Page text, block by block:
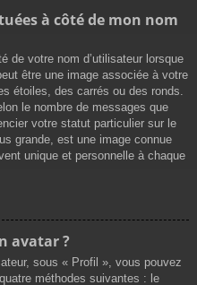
à côté de mon nom
de votre nom d’utilisateur lorsque
être une image associée à votre
étoiles, des carrés ou des ronds.
le nombre de messages que
votre statut particulier sur le
grande, est une image connue
unique et personnelle à chaque
avatar ?
sous « Profil », vous pouvez
méthodes suivantes : le